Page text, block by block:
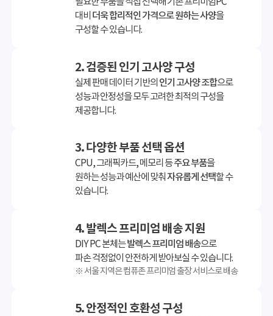
대비 더욱 합리적인 가격으로 원하는 사양을
구성할 수 있습니다.
2. 검증된 인기 고사양 구성
실제 판매 데이터 기반의 인기 고사양 조합으로
성능과 안정성을 모두 고려한 최적의 구성을
제공합니다.
3. 다양한 부품 선택 옵션
CPU, 그래픽카드, 메모리 등주요 부품을
원하는 성능과 예산에 맞춰자유롭게 선택할 수
있습니다.
4. 발렉스 프리미엄 배송 지원
DIY PC 본체는발렉스 프리미엄 배송으로
파손 걱정없이 안전하게 받아보실 수 있습니다.
※ 서울 지역은 컴퓨존 프리미엄 출장 서비스로 배송
5. 안정적인 호환성 구성